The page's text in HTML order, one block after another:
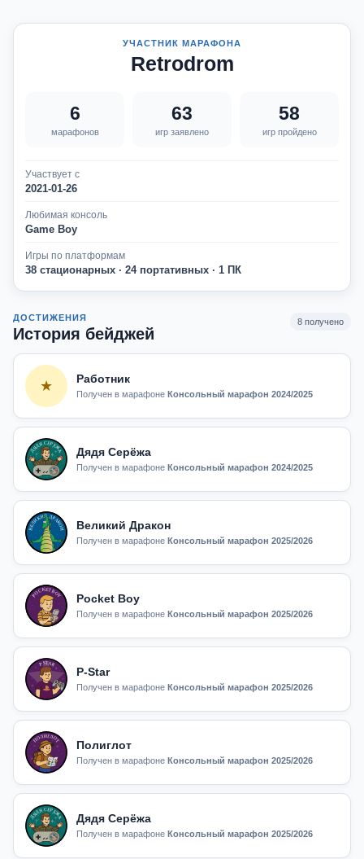
УЧАСТНИК МАРАФОНА
Retrodrom
6
марафонов
63
игр заявлено
58
игр пройдено
Участвует с
2021-01-26
Любимая консоль
Game Boy
Игры по платформам
38 стационарных · 24 портативных · 1 ПК
ДОСТИЖЕНИЯ
История бейджей
8 получено
★ Работник
Получен в марафоне Консольный марафон 2024/2025
Дядя Серёжа
Получен в марафоне Консольный марафон 2024/2025
Великий Дракон
Получен в марафоне Консольный марафон 2025/2026
Pocket Boy
Получен в марафоне Консольный марафон 2025/2026
P-Star
Получен в марафоне Консольный марафон 2025/2026
Полиглот
Получен в марафоне Консольный марафон 2025/2026
Дядя Серёжа
Получен в марафоне Консольный марафон 2025/2026